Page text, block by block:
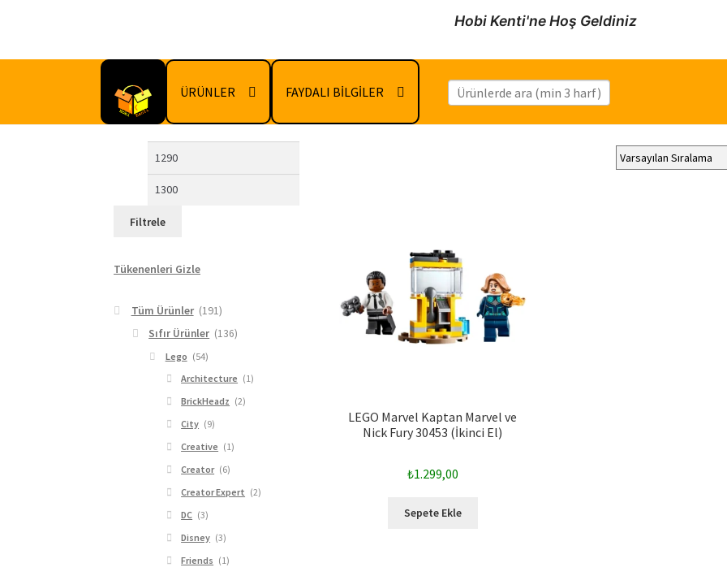
Hobi Kenti'ne Hoş Geldiniz
ÜRÜNLER
FAYDALI BİLGİLER
LEGO Marvel Kaptan Marvel ve
Nick Fury 30453 (İkinci El)
₺1.299,00
Sepete Ekle
En
Filtrele
Tükenenleri Gizle
Tüm Ürünler (191)
Sıfır Ürünler (136)
Lego (54)
Architecture (1)
BrickHeadz (2)
City (9)
Creative (1)
Creator (6)
Creator Expert (2)
DC (3)
Disney (3)
Friends (1)